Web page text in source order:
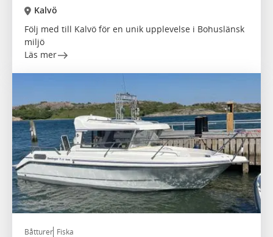
Kalvö
Följ med till Kalvö för en unik upplevelse i Bohuslänsk
miljö
Läs mer
Båtturer Fiska